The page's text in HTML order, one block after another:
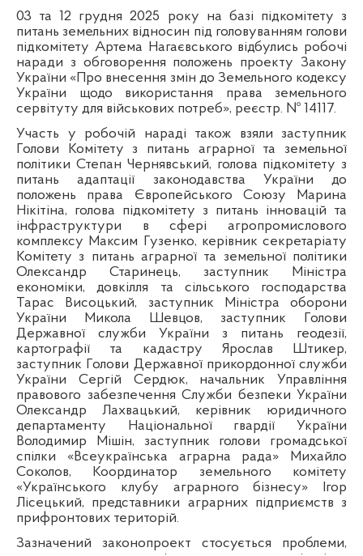
03 та 12 грудня 2025 року на базі підкомітету з
питань земельних відносин під головуванням голови
підкомітету Артема Нагаєвського відбулись робочі
наради з обговорення положень проекту Закону
України «Про внесення змін до Земельного кодексу
України щодо використання права земельного
сервітуту для військових потреб», реєстр. № 14117.
Участь у робочій нараді також взяли заступник
Голови Комітету з питань аграрної та земельної
політики Степан Чернявський, голова підкомітету з
питань адаптації законодавства України до
положень права Європейського Союзу Марина
Нікітіна, голова підкомітету з питань інновацій та
інфраструктури в сфері агропромислового
комплексу Максим Гузенко, керівник секретаріату
Комітету з питань аграрної та земельної політики
Олександр Старинець, заступник Міністра
економіки, довкілля та сільського господарства
Тарас Висоцький, заступник Міністра оборони
України Микола Шевцов, заступник Голови
Державної служби України з питань геодезії,
картографії та кадастру Ярослав Штикер,
заступник Голови Державної прикордонної служби
України Сергій Сердюк, начальник Управління
правового забезпечення Служби безпеки України
Олександр Лахвацький, керівник юридичного
департаменту Національної гвардії України
Володимир Мішін, заступник голови громадської
спілки «Всеукраїнська аграрна рада» Михайло
Соколов, Координатор земельного комітету
«Українського клубу аграрного бізнесу» Ігор
Лісецький, представники аграрних підприємств з
прифронтових територій.
Зазначений законопроект стосується проблеми,